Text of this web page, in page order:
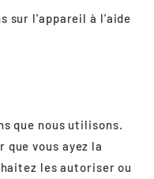
sur l'appareil à l'aide
que nous utilisons.
que vous ayez la
les autoriser ou